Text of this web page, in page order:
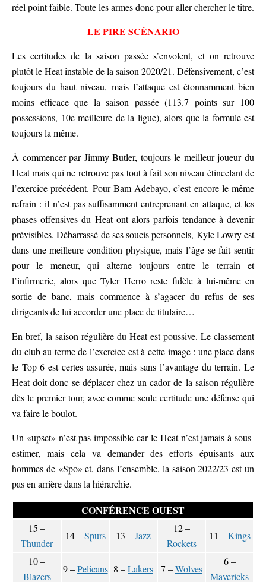
réel point faible. Toute les armes donc pour aller chercher le titre.
LE PIRE SCÉNARIO
Les certitudes de la saison passée s’envolent, et on retrouve
plutôt le Heat instable de la saison 2020/21. Défensivement, c’est
toujours du haut niveau, mais l’attaque est étonnamment bien
moins efficace que la saison passée (113.7 points sur 100
possessions, 10e meilleure de la ligue), alors que la formule est
toujours la même.
À commencer par Jimmy Butler, toujours le meilleur joueur du
Heat mais qui ne retrouve pas tout à fait son niveau étincelant de
l’exercice précédent. Pour Bam Adebayo, c’est encore le même
refrain : il n’est pas suffisamment entreprenant en attaque, et les
phases offensives du Heat ont alors parfois tendance à devenir
prévisibles. Débarrassé de ses soucis personnels, Kyle Lowry est
dans une meilleure condition physique, mais l’âge se fait sentir
pour le meneur, qui alterne toujours entre le terrain et
l’infirmerie, alors que Tyler Herro reste fidèle à lui-même en
sortie de banc, mais commence à s’agacer du refus de ses
dirigeants de lui accorder une place de titulaire…
En bref, la saison régulière du Heat est poussive. Le classement
du club au terme de l’exercice est à cette image : une place dans
le Top 6 est certes assurée, mais sans l’avantage du terrain. Le
Heat doit donc se déplacer chez un cador de la saison régulière
dès le premier tour, avec comme seule certitude une défense qui
va faire le boulot.
Un «upset» n’est pas impossible car le Heat n’est jamais à sous-
estimer, mais cela va demander des efforts épuisants aux
hommes de «Spo» et, dans l’ensemble, la saison 2022/23 est un
pas en arrière dans la hiérarchie.
CONFÉRENCE OUEST
15 –
Thunder
14 –Spurs 13 –Jazz
12 –
Rockets
11 –Kings
10 –
Blazers
9 –Pelicans 8 –Lakers 7 –Wolves
6 –
Mavericks